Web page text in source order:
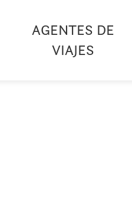
AGENTES DE
VIAJES